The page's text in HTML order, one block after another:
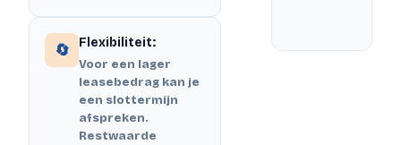
🔄 Flexibiliteit:
Voor een lager
leasebedrag kan je
een slottermijn
afspreken.
Restwaarde